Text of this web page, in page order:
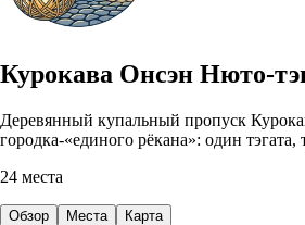
Курокава Онсэн Нюто-
Деревянный купальный пропуск
городка-«единого рёкана»: один
24 места
Обзор Места Карта